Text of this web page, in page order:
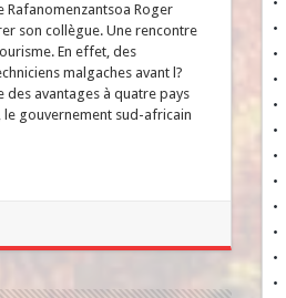
Rafanomenzantsoa Roger
son collègue. Une rencontre
En effet, des
malgaches avant l?
avantages à quatre pays
le gouvernement sud-africain